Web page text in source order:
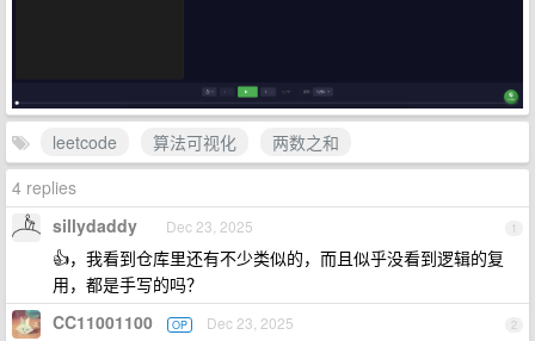
leetcode 算法可视化
两数之和
4 replies
1
sillydaddy Dec 23, 2025
👍，我看到仓库里还有不少类似的，而且似乎没看到逻辑的复
用，都是手写的吗？
2
CC11001100 OP Dec 23, 2025